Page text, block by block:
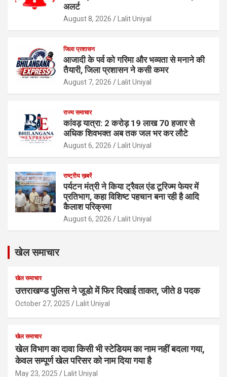
अलर्ट
August 8, 2026 Lalit Uniyal
जिला प्रशासन
आजादी के पर्व को गरिमा और भव्यता से मनाने की
तैयारी, जिला प्रशासन ने कसी कमर
August 7, 2026 Lalit Uniyal
राज्य समाचार
कांवड़ यात्रा: 2 करोड़ 19 लाख 70 हजार से
अधिक शिवभक्त अब तक जल भर कर लौटे
August 6, 2026 Lalit Uniyal
राष्ट्रीय ख़बरें
पर्यटन मंत्री ने किया ट्रैवल एंड टूरिज्म फेयर में
प्रतिभाग, कहा विशिष्ट पहचान बना रही है आदि
कैलाश परिक्रमा
August 6, 2026 Lalit Uniyal
खेल समाचार
खेल समाचार
उत्तराखण्ड पुलिस ने जूडो में फिर दिखाई ताकत, जीते 8 पदक
October 27, 2025 Lalit Uniyal
खेल समाचार
खेल विभाग का दावा किसी भी स्टेडियम का नाम नहीं बदला गया,
केवल सम्पूर्ण खेल परिसर को नाम दिया गया है
May 23, 2025 Lalit Uniyal